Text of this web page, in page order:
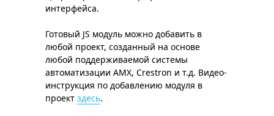
интерфейса.
Готовый JS модуль можно добавить в
любой проект, созданный на основе
любой поддерживаемой системы
автоматизации AMX, Crestron и т.д. Видео-
инструкция по добавлению модуля в
проект здесь.